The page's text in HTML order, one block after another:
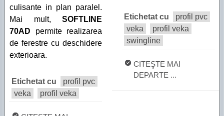
culisante in plan paralel.
Mai mult, SOFTLINE
70AD permite realizarea
de ferestre cu deschidere
exterioara.
Etichetat cu
profil pvc
veka
profil veka
Etichetat cu
profil pvc
veka
profil veka
swingline
CITEŞTE MAI
DEPARTE ...